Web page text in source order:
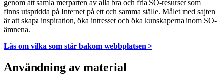
genom att samla merparten av alla bra och fria SO-resurser som
finns utspridda på Internet på ett och samma ställe. Målet med sajten
är att skapa inspiration, öka intresset och öka kunskaperna inom SO-
ämnena.
Läs om vilka som står bakom webbplatsen >
Användning av material